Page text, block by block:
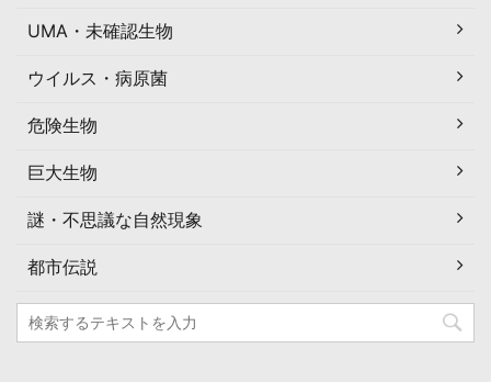
UMA・未確認生物
ウイルス・病原菌
危険生物
巨大生物
謎・不思議な自然現象
都市伝説